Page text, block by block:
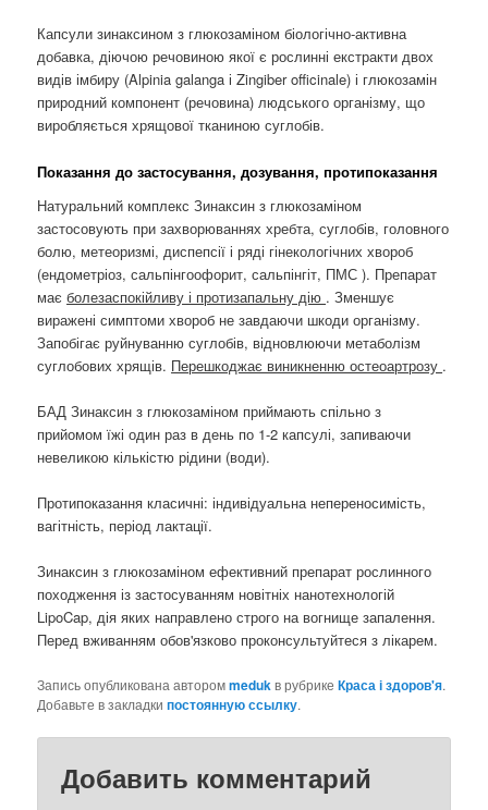
Капсули зинаксином з глюкозаміном біологічно-активна
добавка, діючою речовиною якої є рослинні екстракти двох
видів імбиру (Alpinia galanga і Zingiber officinale)і глюкозамін
природний компонент (речовина) людського організму, що
виробляється хрящової тканиною суглобів.
Показання до застосування, дозування, протипоказання
Натуральний комплекс Зинаксин з глюкозаміном
застосовують при захворюваннях хребта, суглобів, головного
болю, метеоризмі, диспепсії і ряді гінекологічних хвороб
(ендометріоз, сальпінгоофорит, сальпінгіт, ПМС ). Препарат
маєболезаспокійливу і протизапальну дію . Зменшує
виражені симптоми хвороб не завдаючи шкоди організму.
Запобігає руйнуванню суглобів, відновлюючи метаболізм
суглобових хрящів. Перешкоджає виникненню остеоартрозу .
БАД Зинаксин з глюкозаміном приймають спільно з
прийомом їжі один раз в день по 1-2 капсулі, запиваючи
невеликою кількістю рідини (води).
Протипоказання класичні: індивідуальна непереносимість,
вагітність, період лактації.
Зинаксин з глюкозаміном ефективний препарат рослинного
походження із застосуванням новітніх нанотехнологій
LipoCap, дія яких направлено строго на вогнище запалення.
Перед вживанням обов'язково проконсультуйтеся з лікарем.
Запись опубликована авторомmeduk в рубрикеКраса і здоров'я.
Добавьте в закладкипостоянную ссылку.
Добавить комментарий